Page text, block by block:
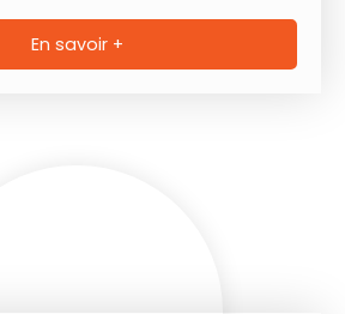
En savoir +